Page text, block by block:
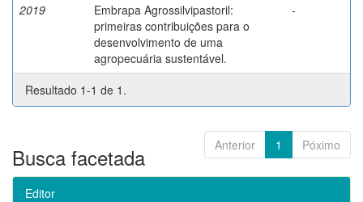
2019
Embrapa Agrossilvipastoril:
primeiras contribuições para o
desenvolvimento de uma
agropecuária sustentável.
-
Resultado 1-1 de 1.
Anterior 1 Póximo
Busca facetada
Editor